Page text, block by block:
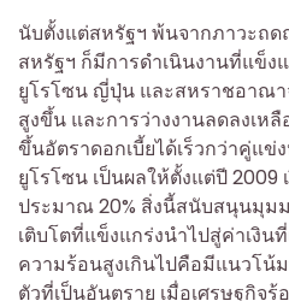
นับตั้งแต่สหรัฐฯ พ้นจากภาวะถด
สหรัฐฯ ก็มีการดำเนินงานที่แข็ง
ยูโรโซน ญี่ปุ่น และสหราชอาณา
สูงขึ้น และการว่างงานลดลงเห
ขึ้นอัตราดอกเบี้ยได้เร็วกว่าคู่แข่
ยูโรโซน เป็นผลให้ตั้งแต่ปี
ประมาณ 20% สิ่งนี้สนับสนุนมุม
เติบโตที่แข็งแกร่งนำไปสู่ค่าเงิน
ความร้อนสูงเกินไปคือมีแนวโน้
ตัวที่เป็นอันตราย เมื่อเศรษฐกิจ